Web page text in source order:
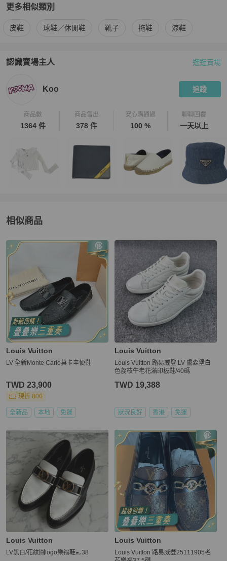
更多相似類別
更多Louis Vuitton男鞋相似商品推薦
皮鞋 球鞋／休閒鞋 靴子 拖鞋 涼鞋
認識賣場主人
PopChill 拍拍圈嚴選賣家
逛逛賣場
Koo 追蹤
商品數
1364 件
商品售出
378 件
安心購通過
100 %
聊聊回覆
一天以上
相似商品
更多相似Louis Vuitton男鞋推薦精品
Louis Vuitton
LV 全新Monte Carlo莫卡辛便鞋
TWD 23,900
現折 800
全新品 本地 免運
Louis Vuitton
Louis Vuitton 路易威登 LV 盧森堡白
色荔枝牛老花滿印板鞋/40碼
TWD 19,388
狀況良好 香港 免運
Louis Vuitton
LV黑白/花紋圓logo樂福鞋👞38
Louis Vuitton
Louis Vuitton 路易威登25111905老